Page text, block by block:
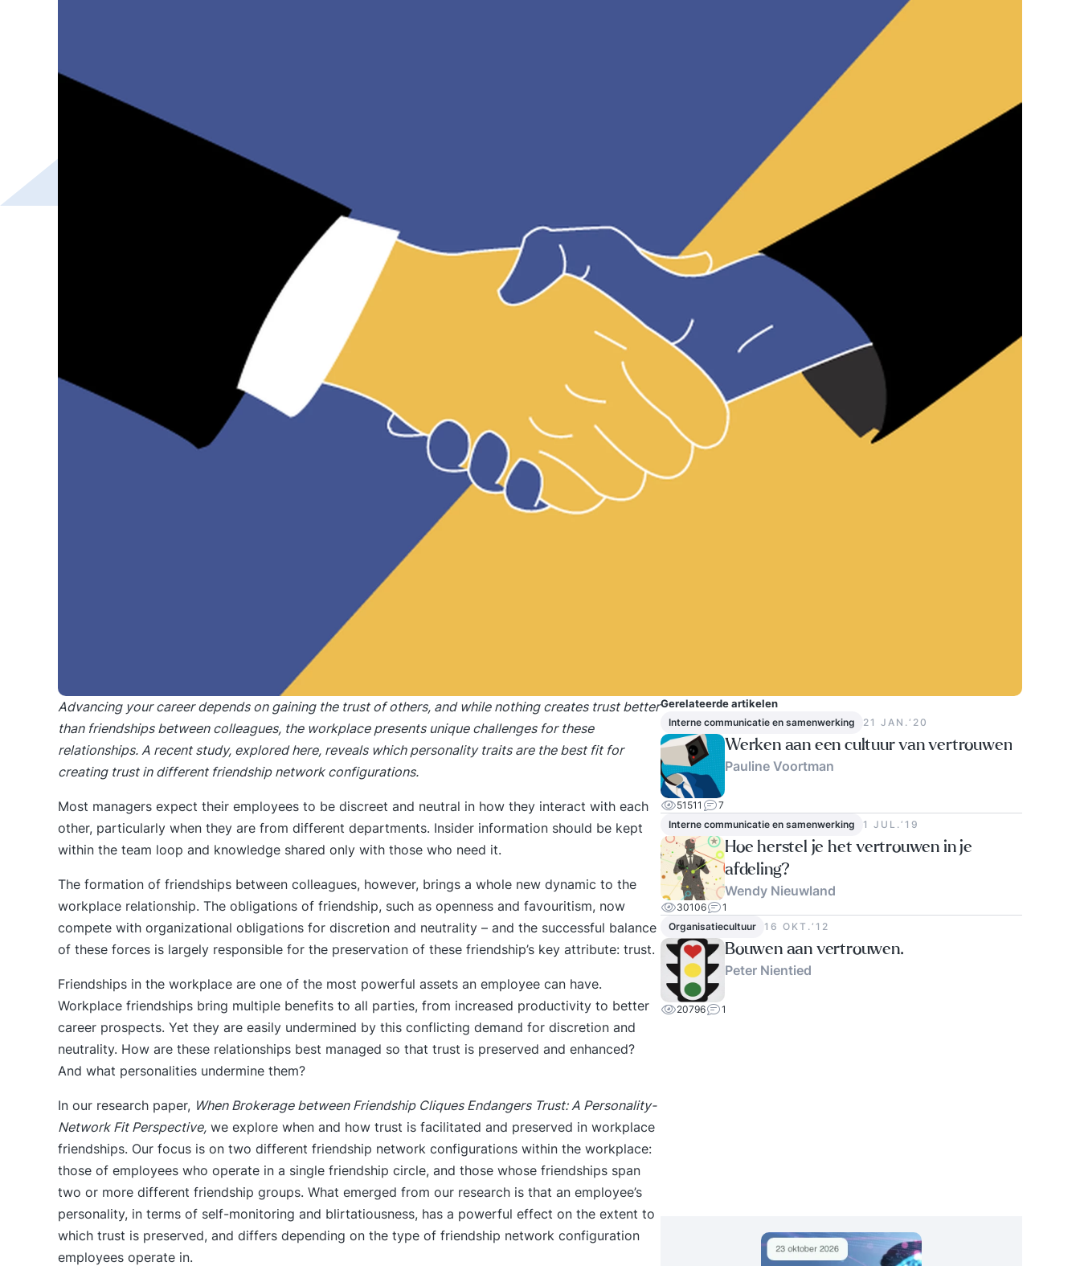
Advancing your career depends on gaining the trust of others, and while nothing creates trust better
than friendships between colleagues, the workplace presents unique challenges for these
relationships. A recent study, explored here, reveals which personality traits are the best fit for
creating trust in different friendship network configurations.
Most managers expect their employees to be discreet and neutral in how they interact with each
other, particularly when they are from different departments. Insider information should be kept
within the team loop and knowledge shared only with those who need it.
The formation of friendships between colleagues, however, brings a whole new dynamic to the
workplace relationship. The obligations of friendship, such as openness and favouritism, now
compete with organizational obligations for discretion and neutrality – and the successful balance
of these forces is largely responsible for the preservation of these friendship’s key attribute: trust.
Friendships in the workplace are one of the most powerful assets an employee can have.
Workplace friendships bring multiple benefits to all parties, from increased productivity to better
career prospects. Yet they are easily undermined by this conflicting demand for discretion and
neutrality. How are these relationships best managed so that trust is preserved and enhanced?
And what personalities undermine them?
In our research paper, When Brokerage between Friendship Cliques Endangers Trust: A Personality-
Network Fit Perspective, we explore when and how trust is facilitated and preserved in workplace
friendships. Our focus is on two different friendship network configurations within the workplace:
those of employees who operate in a single friendship circle, and those whose friendships span
two or more different friendship groups. What emerged from our research is that an employee’s
personality, in terms of self-monitoring and blirtatiousness, has a powerful effect on the extent to
which trust is preserved, and differs depending on the type of friendship network configuration
employees operate in.
Gerelateerde artikelen
Interne communicatie en samenwerking 21 JAN.‘20
Werken aan een cultuur van vertrouwen
Pauline Voortman
51511
7
Interne communicatie en samenwerking
1 JUL.‘19
Hoe herstel je het vertrouwen in je
afdeling?
Wendy Nieuwland
30106
1
Organisatiecultuur
16 OKT.‘12
Bouwen aan vertrouwen.
Peter Nientied
20796 1